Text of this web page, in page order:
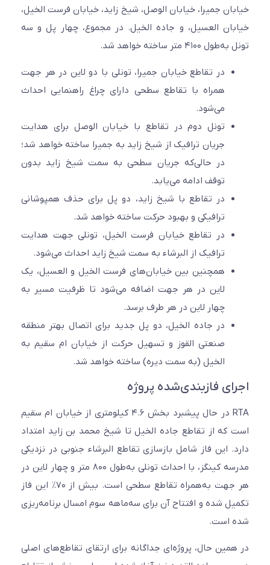
خیابان جمیرا، خیابان الوصل، شیخ زاید، خیابان فرست الخیل،
خیابان العسیل، و جاده الخیل. در مجموع، چهار پل و سه
تونل به‌طول ۴۱۰۰ متر ساخته خواهد شد.
در تقاطع خیابان جمیرا، تونلی با دو لاین در هر جهت
همراه با تقاطع سطحی دارای چراغ راهنمایی احداث
می‌شود.
تونل دوم در تقاطع با خیابان الوصل برای هدایت
جریان ترافیک از شیخ زاید به جمیرا ساخته خواهد شد؛
در حالی‌که جریان سطحی به سمت شیخ زاید بدون
توقف ادامه می‌یابد.
در تقاطع با شیخ زاید، دو پل برای حذف همپوشانی
ترافیکی و بهبود حرکت ساخته خواهد شد.
در تقاطع خیابان فرست الخیل، تونلی جهت هدایت
ترافیک از البرشاء به سمت شیخ زاید احداث می‌شود.
همچنین بین خیابان‌های فرست الخیل و العسیل، یک
لاین در هر جهت اضافه می‌شود تا ظرفیت مسیر به
چهار لاین در هر طرف برسد.
در جاده الخیل، دو پل جدید برای اتصال بهتر منطقه
صنعتی القوز و تسهیل حرکت از خیابان ام سقیم به
الخیل (به سمت دیره) ساخته خواهد شد.
اجرای فازبندی‌شده پروژه
RTA در حال پیشبرد بخش ۴.۶ کیلومتری از خیابان ام سقیم
است که از تقاطع جاده الخیل تا شیخ محمد بن زاید امتداد
دارد. این فاز شامل بازسازی تقاطع البرشاء جنوبی در نزدیکی
مدرسه کینگز، با احداث تونلی به‌طول ۸۰۰ متر و چهار لاین در
هر جهت به‌همراه تقاطع سطحی است. بیش از ۷۰٪ این فاز
تکمیل شده و افتتاح آن برای سه‌ماهه سوم امسال برنامه‌ریزی
شده است.
در همین حال، پروژه‌ای جداگانه برای ارتقای تقاطع‌های اصلی